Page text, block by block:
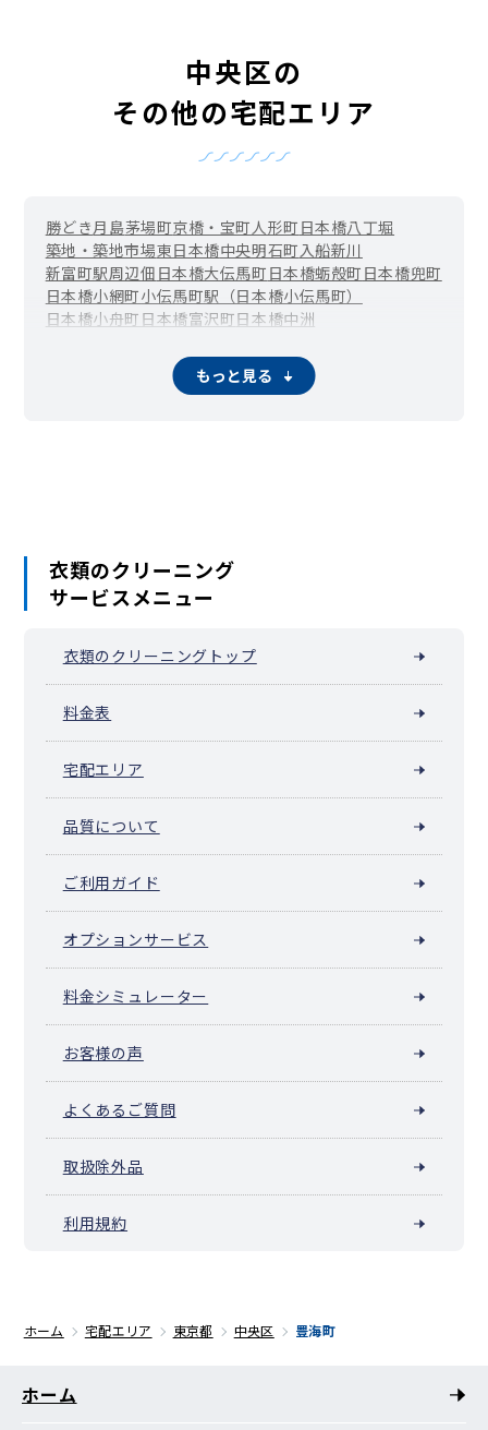
中央区の
その他の宅配エリア
勝どき月島茅場町京橋・宝町人形町 日本橋八丁堀
築地・築地市場東日本橋中央明石町入船新川
新富町駅周辺佃 日本橋大伝馬町 日本橋蛎殻町 日本橋兜町
日本橋小網町小伝馬町駅（日本橋小伝馬町）
日本橋小舟町 日本橋富沢町日本橋中洲
馬喰町駅（日本橋馬喰町） 日本橋久松町
日本橋本町
もっと見る
衣類のクリーニング
サービスメニュー
衣類のクリーニングトップ
料金表
宅配エリア
品質について
ご利用ガイド
オプションサービス
料金シミュレーター
お客様の声
よくあるご質問
取扱除外品
利用規約
ホーム 宅配エリア 東京都 中央区 豊海町
ホーム